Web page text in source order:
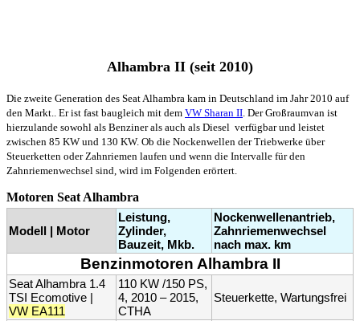
Alhambra II (seit 2010)
Die zweite Generation des Seat Alhambra kam in Deutschland im Jahr 2010 auf
den Markt.. Er ist fast baugleich mit dem VW Sharan II. Der Großraumvan ist
hierzulande sowohl als Benziner als auch als Diesel verfügbar und leistet
zwischen 85 KW und 130 KW. Ob die Nockenwellen der Triebwerke über
Steuerketten oder Zahnriemen laufen und wenn die Intervalle für den
Zahnriemenwechsel sind, wird im Folgenden erörtert.
Motoren Seat Alhambra
Modell | Motor
Leistung,
Zylinder,
Bauzeit, Mkb.
Nockenwellenantrieb,
Zahnriemenwechsel
nach max. km
Benzinmotoren Alhambra II
Seat Alhambra 1.4
TSI Ecomotive |
VW EA111
110 KW /150 PS,
4, 2010 – 2015,
CTHA
Steuerkette, Wartungsfrei